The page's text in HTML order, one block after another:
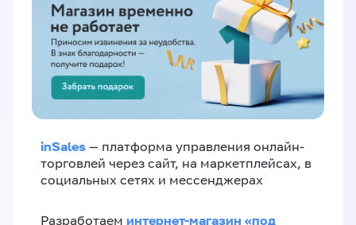
inSales — платформа управления онлайн-
торговлей через сайт, на маркетплейсах, в
социальных сетях и мессенджерах
Разработаем интернет-магазин «‎под